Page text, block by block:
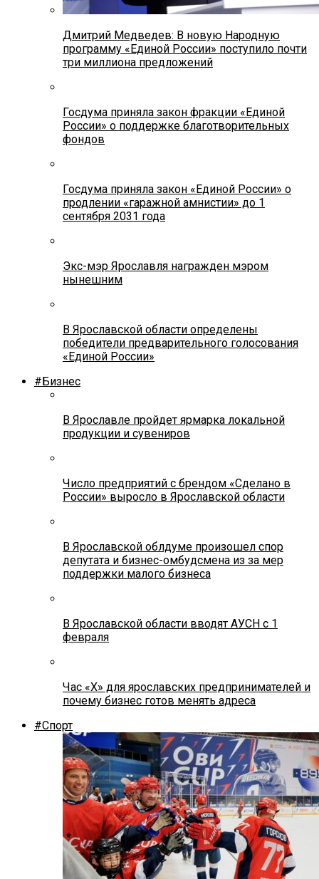
Дмитрий Медведев: В новую Народную
программу «Единой России» поступило почти
три миллиона предложений
Госдума приняла закон фракции «Единой
России» о поддержке благотворительных
фондов
Госдума приняла закон «Единой России» о
продлении «гаражной амнистии» до 1
сентября 2031 года
Экс-мэр Ярославля награжден мэром
нынешним
В Ярославской области определены
победители предварительного голосования
«Единой России»
#Бизнес
В Ярославле пройдет ярмарка локальной
продукции и сувениров
Число предприятий с брендом «Сделано в
России» выросло в Ярославской области
В Ярославской облдуме произошел спор
депутата и бизнес-омбудсмена из за мер
поддержки малого бизнеса
В Ярославской области вводят АУСН с 1
февраля
Час «Х» для ярославских предпринимателей и
почему бизнес готов менять адреса
#Спорт